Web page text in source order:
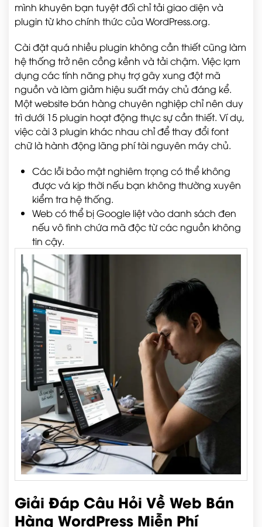
mình khuyên bạn tuyệt đối chỉ tải giao diện và
plugin từ kho chính thức của WordPress.org.
Cài đặt quá nhiều plugin không cần thiết cũng làm
hệ thống trở nên cồng kềnh và tải chậm. Việc lạm
dụng các tính năng phụ trợ gây xung đột mã
nguồn và làm giảm hiệu suất máy chủ đáng kể.
Một website bán hàng chuyên nghiệp chỉ nên duy
trì dưới 15 plugin hoạt động thực sự cần thiết. Ví dụ,
việc cài 3 plugin khác nhau chỉ để thay đổi font
chữ là hành động lãng phí tài nguyên máy chủ.
Các lỗi bảo mật nghiêm trọng có thể không
được vá kịp thời nếu bạn không thường xuyên
kiểm tra hệ thống.
Web có thể bị Google liệt vào danh sách đen
nếu vô tình chứa mã độc từ các nguồn không
tin cậy.
Giải Đáp Câu Hỏi Về Web Bán
Hàng WordPress Miễn Phí